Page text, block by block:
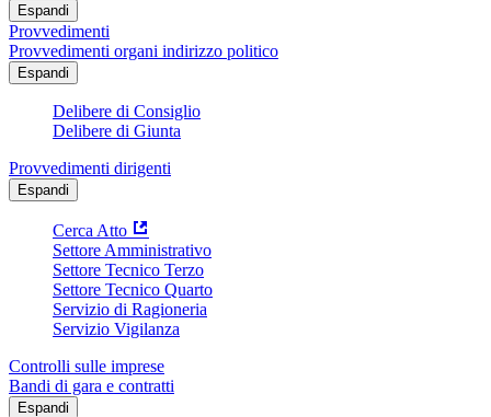
Espandi
Provvedimenti
Provvedimenti organi indirizzo politico
Espandi
Delibere di Consiglio
Delibere di Giunta
Provvedimenti dirigenti
Espandi
Cerca Atto
Settore Amministrativo
Settore Tecnico Terzo
Settore Tecnico Quarto
Servizio di Ragioneria
Servizio Vigilanza
Controlli sulle imprese
Bandi di gara e contratti
Espandi